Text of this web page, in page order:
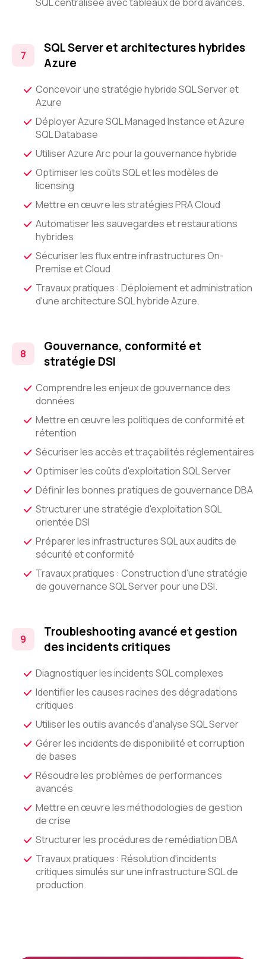
SQL Server et architectures hybrides
Azure
Concevoir une stratégie hybride SQL Server et
Azure
Déployer Azure SQL Managed Instance et Azure
SQL Database
Utiliser Azure Arc pour la gouvernance hybride
Optimiser les coûts SQL et les modèles de
licensing
Mettre en œuvre les stratégies PRA Cloud
Automatiser les sauvegardes et restaurations
hybrides
Sécuriser les flux entre infrastructures On-
Premise et Cloud
Travaux pratiques : Déploiement et administration
d'une architecture SQL hybride Azure.
Gouvernance, conformité et
stratégie DSI
Comprendre les enjeux de gouvernance des
données
Mettre en œuvre les politiques de conformité et
rétention
Sécuriser les accès et traçabilités réglementaires
Optimiser les coûts d'exploitation SQL Server
Définir les bonnes pratiques de gouvernance DBA
Structurer une stratégie d'exploitation SQL
orientée DSI
Préparer les infrastructures SQL aux audits de
sécurité et conformité
Travaux pratiques : Construction d'une stratégie
de gouvernance SQL Server pour une DSI.
Troubleshooting avancé et gestion
des incidents critiques
Diagnostiquer les incidents SQL complexes
Identifier les causes racines des dégradations
critiques
Utiliser les outils avancés d'analyse SQL Server
Gérer les incidents de disponibilité et corruption
de bases
Résoudre les problèmes de performances
avancés
Mettre en œuvre les méthodologies de gestion
de crise
Structurer les procédures de remédiation DBA
Travaux pratiques : Résolution d'incidents
critiques simulés sur une infrastructure SQL de
production.